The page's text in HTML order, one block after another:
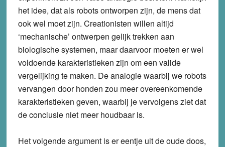
het idee, dat als robots ontworpen zijn, de mens dat
ook wel moet zijn. Creationisten willen altijd
‘mechanische’ ontwerpen gelijk trekken aan
biologische systemen, maar daarvoor moeten er wel
voldoende karakteristieken zijn om een valide
vergelijking te maken. De analogie waarbij we robots
vervangen door honden zou meer overeenkomende
karakteristieken geven, waarbij je vervolgens ziet dat
de conclusie niet meer houdbaar is.
Het volgende argument is er eentje uit de oude doos,